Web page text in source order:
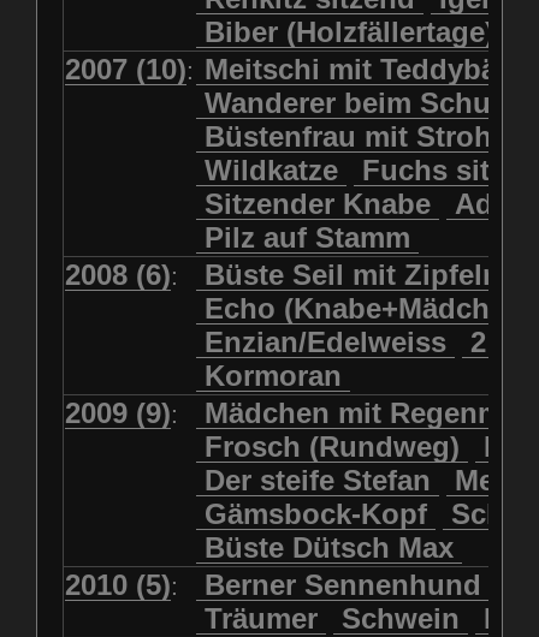
Wanderer
Wanderer beim Schuhbinden
Wegweiser Wilde Hilde
Wildhüter Wurzelkind
Uhu Uhu mit Jungen
Waschbär Wildkatze
Wolf Ziegenkopf
Biber (Holzfällertage)
2007 (10): Meitschi mit Teddybär
Wanderer beim
Büstenfrau mit Strohut
Wildkatze
Fuchs
Sitzender Knabe
Adler
Pilz auf Stamm
2008 (6):
Büste Seil mit
Echo
Enzian/Edelweiss
2
Kormoran
2009 (9):
Mädchen mit
Frosch (Rundweg)
Der steife Stefan
Gämsbock-Kopf
Büste Dütsch Max
2010 (5): Berner Sennenhund
Träumer
Schwein